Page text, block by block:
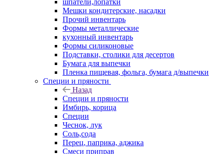
шпатели,лопатки
Мешки кондитерские, насадки
Прочий инвентарь
Формы металлические
кухонный инвентарь
Формы силиконовые
Подставки, столики для десертов
Бумага для выпечки
Пленка пищевая, фольга, бумага д/выпечки
Специи и пряности
Назад
Специи и пряности
Имбирь, корица
Специи
Чеснок, лук
Соль,сода
Перец, паприка, аджика
Смеси приправ